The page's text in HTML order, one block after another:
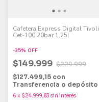
Cafetera Express Digital Tivoli
Cet-100 20bar 1,25l
-35% OFF
$149.999 $229.999
$127.499,15 con
Transferencia o depósito
6 x $24.999,83 sin interés